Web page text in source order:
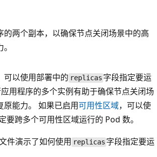
的两个副本，以确保节点关闭场景中的高
以使用部署中的 replicas 字段指定要运
用程序的多个实例有助于确保节点关闭场
原能力。 如果已启用可用性区域，可以使
要跨多个可用性区域运行的 Pod 数。
件演示了如何使用 replicas 字段指定要运